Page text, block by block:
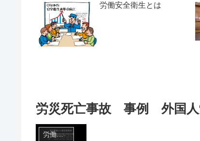
労働安全衛生とは
労災死亡事故 事例 外国
労働安全衛生動画